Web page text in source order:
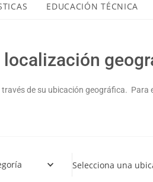
EDUCACIÓN TÉCNICA
de su ubicación geográfica. Para
Selecciona una